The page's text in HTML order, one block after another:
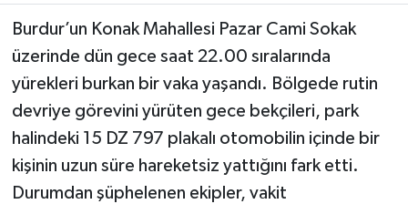
Burdur’un Konak Mahallesi Pazar Cami Sokak
üzerinde dün gece saat 22.00 sıralarında
yürekleri burkan bir vaka yaşandı. Bölgede rutin
devriye görevini yürüten gece bekçileri, park
halindeki 15 DZ 797 plakalı otomobilin içinde bir
kişinin uzun süre hareketsiz yattığını fark etti.
Durumdan şüphelenen ekipler, vakit
Yaşam
KAHRAMANMARAŞ